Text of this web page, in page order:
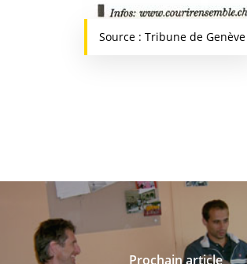
Source : Tribune de Genève
Prochain article